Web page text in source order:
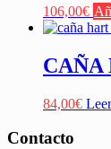
106,00€
CAÑA
84,00€
Contacto